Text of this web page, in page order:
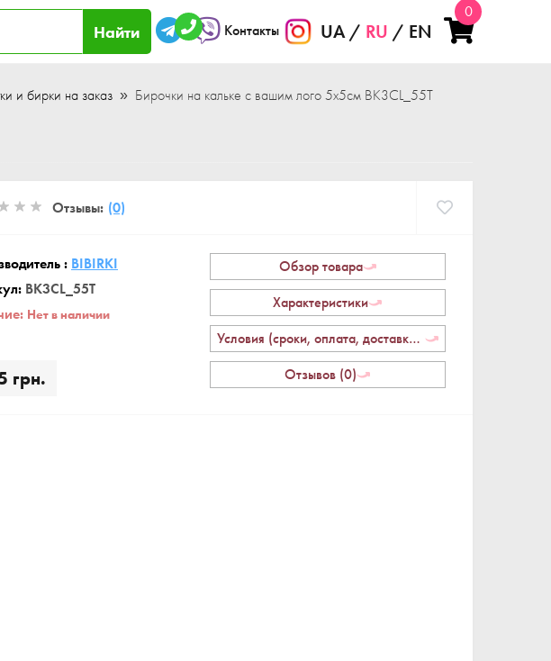
Найти Контакты UA RU EN
0
и бирки на заказ Бирочки на кальке с вашим лого 5x5см BK3CL_55T
Отзывы: (0)
: BIBIRKI
BK3CL_55T
Нет в наличии
грн.
Обзор товара
Характеристики
Условия (сроки, оплата, доставка, возврат)
Отзывов (0)